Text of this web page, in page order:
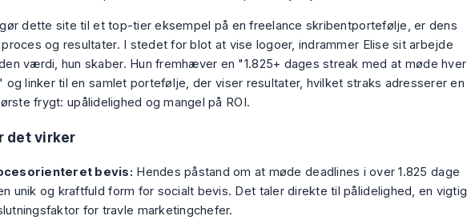
dette site til et top-tier eksempel på en freelance skribentportefølje, er dens
og resultater. I stedet for blot at vise logoer, indrammer Elise sit arbejde
værdi, hun skaber. Hun fremhæver en "1.825+ dages streak med at møde hver
og linker til en samlet portefølje, der viser resultater, hvilket straks adresserer en
frygt: upålidelighed og mangel på ROI.
det virker
bevis: Hendes påstand om at møde deadlines i over 1.825 dage
unik og kraftfuld form for socialt bevis. Det taler direkte til pålidelighed, en vigtig
for travle marketingchefer.